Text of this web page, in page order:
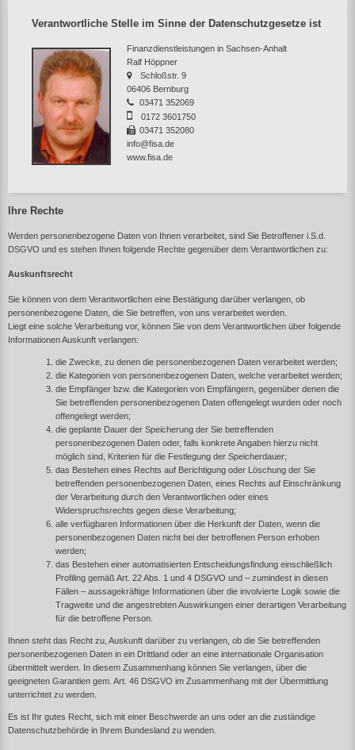
Verantwortliche Stelle im Sinne der Datenschutzgesetze ist
Finanzdienstleistungen in Sachsen-Anhalt
Ralf Höppner
Schloßstr. 9
06406 Bernburg
03471 352069
0172 3601750
03471 352080
info@fisa.de
www.fisa.de
Ihre Rechte
Werden personenbezogene Daten von Ihnen verarbeitet, sind Sie Betroffener i.S.d.
DSGVO und es stehen Ihnen folgende Rechte gegenüber dem Verantwortlichen zu:
Auskunftsrecht
Sie können von dem Verantwortlichen eine Bestätigung darüber verlangen, ob
personenbezogene Daten, die Sie betreffen, von uns verarbeitet werden.
Liegt eine solche Verarbeitung vor, können Sie von dem Verantwortlichen über folgende
Informationen Auskunft verlangen:
die Zwecke, zu denen die personenbezogenen Daten verarbeitet werden;
die Kategorien von personenbezogenen Daten, welche verarbeitet werden;
die Empfänger bzw. die Kategorien von Empfängern, gegenüber denen die
Sie betreffenden personenbezogenen Daten offengelegt wurden oder noch
offengelegt werden;
die geplante Dauer der Speicherung der Sie betreffenden
personenbezogenen Daten oder, falls konkrete Angaben hierzu nicht
möglich sind, Kriterien für die Festlegung der Speicherdauer;
das Bestehen eines Rechts auf Berichtigung oder Löschung der Sie
betreffenden personenbezogenen Daten, eines Rechts auf Einschränkung
der Verarbeitung durch den Verantwortlichen oder eines
Widerspruchsrechts gegen diese Verarbeitung;
alle verfügbaren Informationen über die Herkunft der Daten, wenn die
personenbezogenen Daten nicht bei der betroffenen Person erhoben
werden;
das Bestehen einer automatisierten Entscheidungsfindung einschließlich
Profiling gemäß Art. 22 Abs. 1 und 4 DSGVO und – zumindest in diesen
Fällen – aussagekräftige Informationen über die involvierte Logik sowie die
Tragweite und die angestrebten Auswirkungen einer derartigen Verarbeitung
für die betroffene Person.
Ihnen steht das Recht zu, Auskunft darüber zu verlangen, ob die Sie betreffenden
personenbezogenen Daten in ein Drittland oder an eine internationale Organisation
übermittelt werden. In diesem Zusammenhang können Sie verlangen, über die
geeigneten Garantien gem. Art. 46 DSGVO im Zusammenhang mit der Übermittlung
unterrichtet zu werden.
Es ist Ihr gutes Recht, sich mit einer Beschwerde an uns oder an die zuständige
Datenschutzbehörde in Ihrem Bundesland zu wenden.